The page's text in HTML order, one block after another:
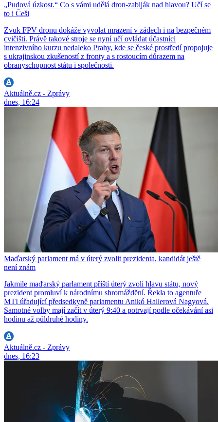
„Pudová úzkost.“ Co s vámi udělá dron-zabiják nad hlavou? Učí se
to i Češi
Zvuk FPV dronu dokáže vyvolat mrazení v zádech i na bezpečném
cvičišti. Právě takové stroje se nyní učí ovládat účastníci
intenzivního kurzu nedaleko Prahy, kde se české prostředí propojuje
s ukrajinskou zkušeností z fronty a s rostoucím důrazem na
obranyschopnost státu i společnosti.
Aktuálně.cz - Zprávy
dnes, 16:24
Maďarský parlament má v úterý zvolit prezidenta, kandidát ještě
není znám
Jakmile maďarský parlament příští úterý zvolí hlavu státu, nový
prezident promluví k národnímu shromáždění. Řekla to agentuře
MTI úřadující předsedkyně parlamentu Anikó Hallerová Nagyová.
Samotné volby mají začít v úterý 9:40 a potrvají podle očekávání asi
hodinu až půldruhé hodiny.
Aktuálně.cz - Zprávy
dnes, 16:23